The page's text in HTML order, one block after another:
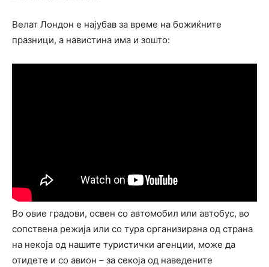
Велат Лондон е најубав за време на божиќните
празници, a навистина има и зошто:
Во овие градови, освен со автомобил или автобус, во
сопствена режија или со тура организирана од страна
на некоја од нашите туристички агенции, може да
отидете и со авион – за секоја од наведените